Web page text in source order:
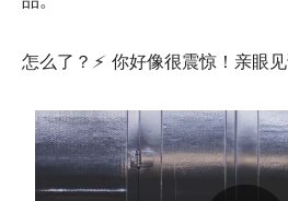
怎么了？ ⚡ 你好像很震惊！亲眼见